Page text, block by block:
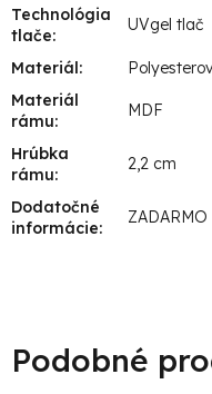
Technológia
tlače:
UVgel tlač
Materiál:
Materiál
rámu:
MDF
Hrúbka
rámu:
2,2 cm
Dodatočné
informácie: